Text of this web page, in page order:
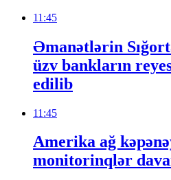
11:45
Əmanətlərin
üzv bankların
edilib
11:45
Amerika ağ
monitorinqlər